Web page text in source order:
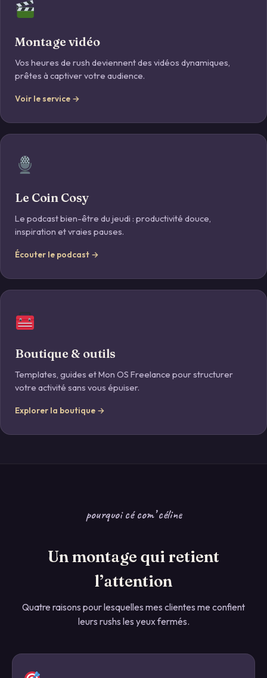
Montage vidéo
Vos heures de rush deviennent des vidéos dynamiques,
prêtes à captiver votre audience.
Voir le service →
Le Coin Cosy
Le podcast bien-être du jeudi : productivité douce,
inspiration et vraies pauses.
Écouter le podcast →
Boutique & outils
Templates, guides et Mon OS Freelance pour structurer
votre activité sans vous épuiser.
Explorer la boutique →
pourquoi cé com’ céline
Un montage qui retient
l’attention
Quatre raisons pour lesquelles mes clientes me confient
leurs rushs les yeux fermés.